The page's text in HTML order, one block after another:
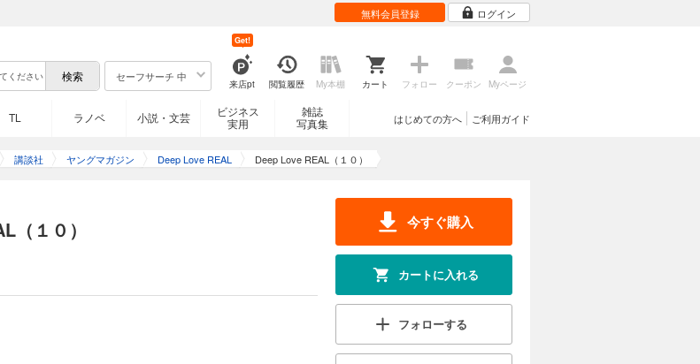
無料会員登録 ログイン
セーフサーチ 中
来店pt
Get!
閲覧履歴 My本棚 カート フォロー クーポン Myページ
TL ラノベ 小説・文芸
ビジネス
実用
雑誌
写真集
ご利用ガイド
はじめての方へ
講談社 ヤングマガジン Deep Love REAL Deep Love REAL（１０）
（１０） 今すぐ購入
カートに入れる
フォローする